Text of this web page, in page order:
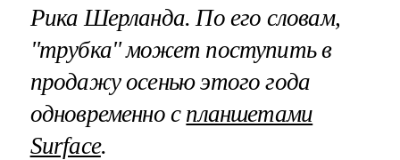
Рика Шерланда. По его словам,
"трубка" может поступить в
продажу осенью этого года
одновременно с планшетами
Surface.